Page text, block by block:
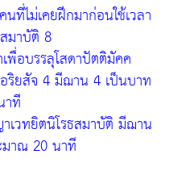
ที่ไม่เคยฝึกมาก่อนใช้เวลา
มาบัติ 8
พื่อบรรลุโสดาปัตติมัคค
ริยสัจ 4 มีฌาน 4 เป็นบาท
าที
เวทยิตนิโรธสมาบัติ มีฌาน
มาณ 20 นาที